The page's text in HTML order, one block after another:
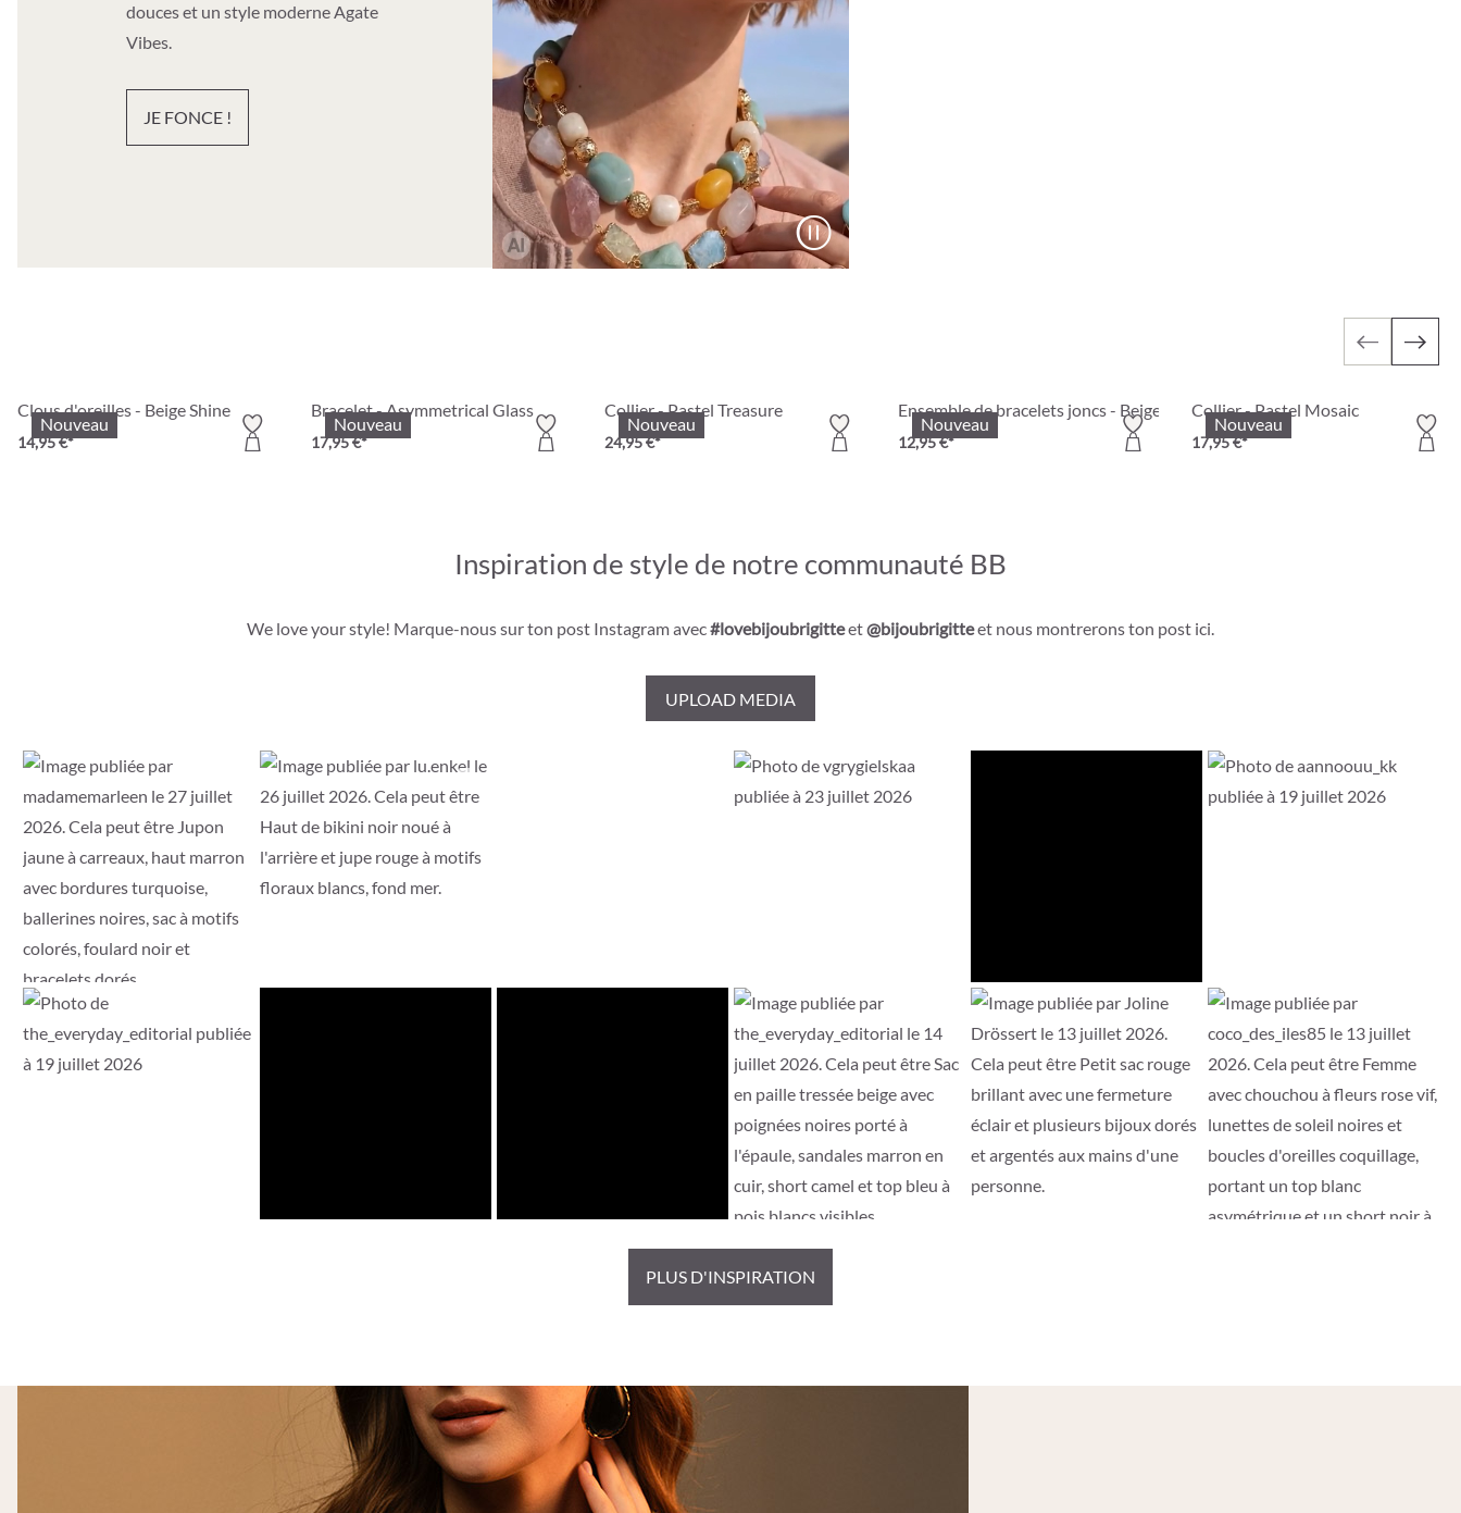
douces et un style moderne Agate
Vibes.
JE FONCE !
Nouveau
Clous d'oreilles - Beige Shine
14,95 €*
Nouveau
Bracelet - Asymmetrical Glass
17,95 €*
Nouveau
Collier - Pastel Treasure
24,95 €*
Nouveau
Ensemble de bracelets joncs - Beige Earth
12,95 €*
Nouveau
Collier - Pastel Mosaic
17,95 €*
Inspiration de style de notre communauté BB
We love your style! Marque-nous sur ton post Instagram avec#lovebijoubrigitteet@bijoubrigitteet nous montrerons ton post ici.
UPLOAD MEDIA
PLUS D'INSPIRATION